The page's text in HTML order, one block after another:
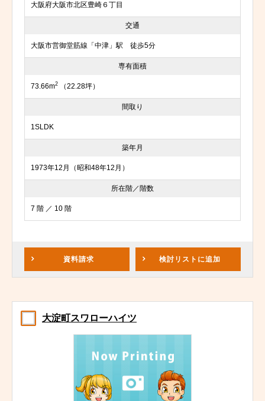
大阪府大阪市北区豊崎６丁目
交通
大阪市営御堂筋線「中津」駅 徒歩5分
専有面積
73.66m2 （22.28坪）
間取り
1SLDK
築年月
1973年12月（昭和48年12月）
所在階／階数
7 階 ／ 10 階
資料請求 検討リスト に追加
大淀町スワローハイツ